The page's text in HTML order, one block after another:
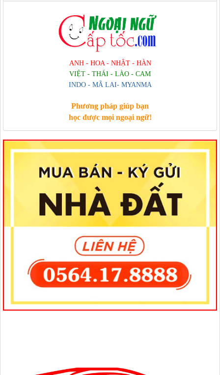
ANH - HOA - NHẬT - HÀN
VIỆT - THÁI - LÀO - CAM
INDO - MÃ LAI- MYANMA
Phương pháp giúp bạn
học được mọi ngoại ngữ!